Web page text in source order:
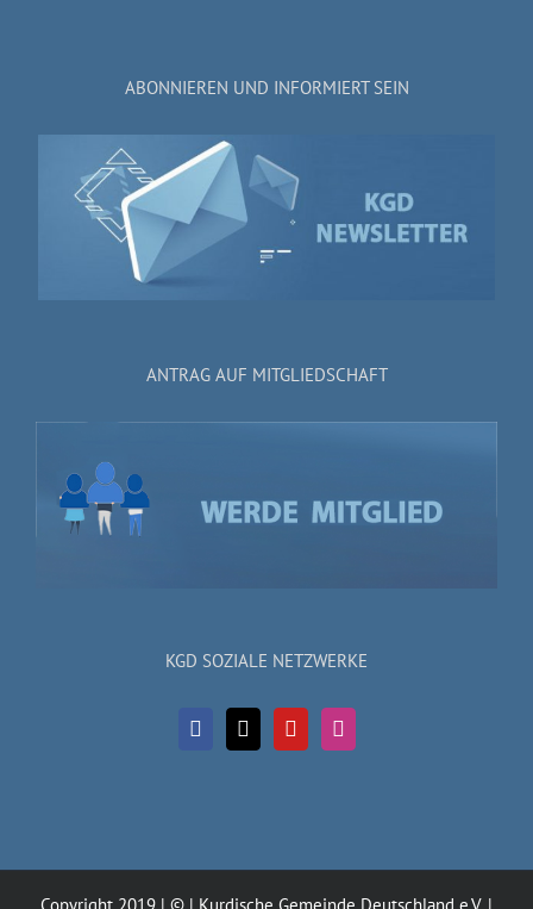
ABONNIEREN UND INFORMIERT SEIN
ANTRAG AUF MITGLIEDSCHAFT
KGD SOZIALE NETZWERKE